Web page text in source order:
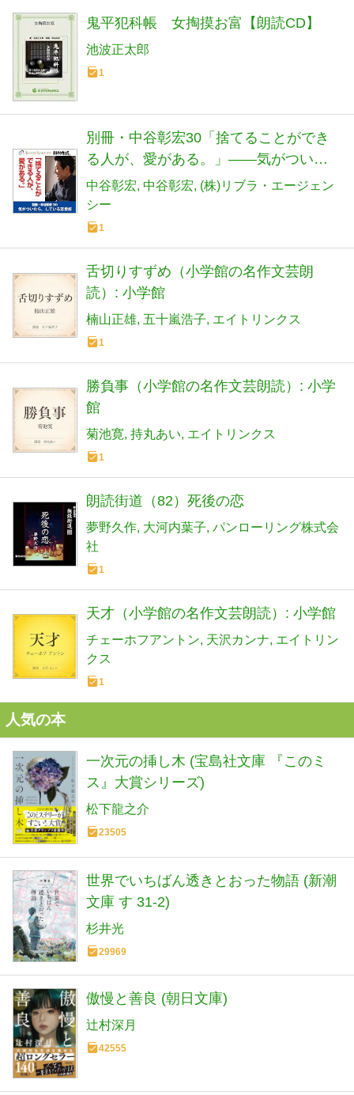
鬼平犯科帳 女掏摸お富【朗読CD】
池波正太郎
1
別冊・中谷彰宏30「捨てることができ
る人が、愛がある。」――気がついた
ら、している恋愛術
中谷彰宏 中谷彰宏 (株)リブラ・エージェン
シー
1
舌切りすずめ（小学館の名作文芸朗
読）: 小学館
楠山正雄 五十嵐浩子 エイトリンクス
1
勝負事（小学館の名作文芸朗読）: 小学
館
菊池寛 持丸あい エイトリンクス
1
朗読街道（82）死後の恋
夢野久作 大河内葉子 パンローリング株式会
社
1
天才（小学館の名作文芸朗読）: 小学館
チェーホフアントン 天沢カンナ エイトリン
クス
1
人気の本
一次元の挿し木 (宝島社文庫 『このミ
ス』大賞シリーズ)
松下龍之介
23505
世界でいちばん透きとおった物語 (新潮
文庫 す 31-2)
杉井光
29969
傲慢と善良 (朝日文庫)
辻村深月
42555